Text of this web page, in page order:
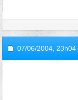
07/06/2004, 23h04